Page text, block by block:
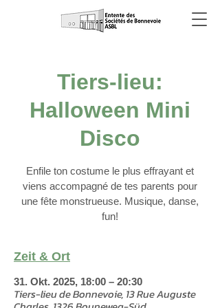
Tiers-lieu:
Halloween Mini
Disco
Enfile ton costume le plus effrayant et
viens accompagné de tes parents pour
une fête monstrueuse. Musique, danse,
fun!
Zeit & Ort
31. Okt. 2025, 18:00 – 20:30
Tiers-lieu de Bonnevoie, 13 Rue Auguste